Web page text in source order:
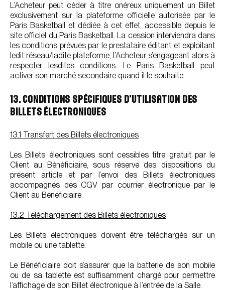
L’Acheteur peut céder à titre onéreux uniquement un Billet
exclusivement sur la plateforme officielle autorisée par le
Paris Basketball et dédiée à cet effet, accessible depuis le
site officiel du Paris Basketball. La cession interviendra dans
les conditions prévues par le prestataire éditant et exploitant
ledit réseau/ladite plateforme, l’Acheteur s’engageant alors à
respecter lesdites conditions. Le Paris Basketball peut
activer son marché secondaire quand il le souhaite.
13. CONDITIONS SPÉCIFIQUES D’UTILISATION DES
BILLETS ÉLECTRONIQUES
13.1 Transfert des Billets électroniques
Les Billets électroniques sont cessibles titre gratuit par le
Client au Bénéficiaire, sous réserve des dispositions du
présent article et par l’envoi des Billets électroniques
accompagnés des CGV par courrier électronique par le
Client au Bénéficiaire.
13.2 Téléchargement des Billets électroniques
Les Billets électroniques doivent être téléchargés sur un
mobile ou une tablette.
Le Bénéficiaire doit s’assurer que la batterie de son mobile
ou de sa tablette est suffisamment chargé pour permettre
l’affichage de son Billet électronique à l’entrée de la Salle.